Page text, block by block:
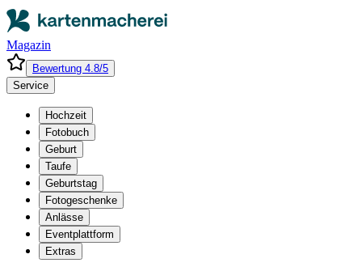
Magazin
Bewertung 4.8/5
Service
Hochzeit
Fotobuch
Geburt
Taufe
Geburtstag
Fotogeschenke
Anlässe
Eventplattform
Extras